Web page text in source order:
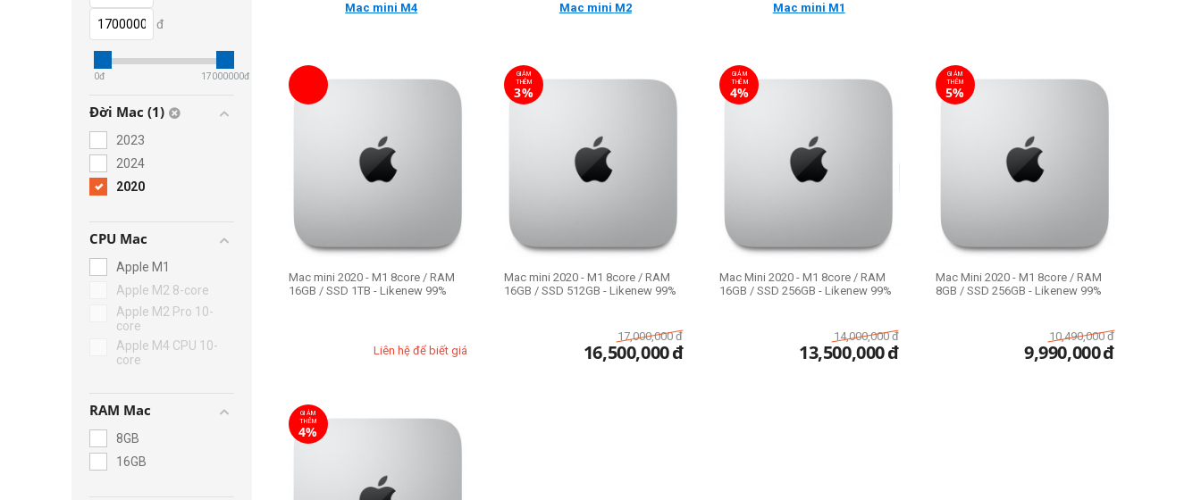
đ
0đ 17000000đ
Đời Mac (1)
2023
2024
2020
CPU Mac
Apple M1
Apple M2 8-core
Apple M2 Pro 10-
core
Apple M4 CPU 10-
core
RAM Mac
8GB
16GB
Mac mini M4 Mac mini M2 Mac mini M1
Mac mini 2020 - M1 8core / RAM
16GB / SSD 1TB - Likenew 99%
Liên hệ để biết giá
GIẢM
THÊM
3%
Mac mini 2020 - M1 8core / RAM
16GB / SSD 512GB - Likenew 99%
17,000,000 đ
16,500,000đ
GIẢM
THÊM
4%
Mac Mini 2020 - M1 8core / RAM
16GB / SSD 256GB - Likenew 99%
14,000,000 đ
13,500,000đ
GIẢM
THÊM
5%
Mac Mini 2020 - M1 8core / RAM
8GB / SSD 256GB - Likenew 99%
10,490,000 đ
9,990,000đ
GIẢM
THÊM
4%